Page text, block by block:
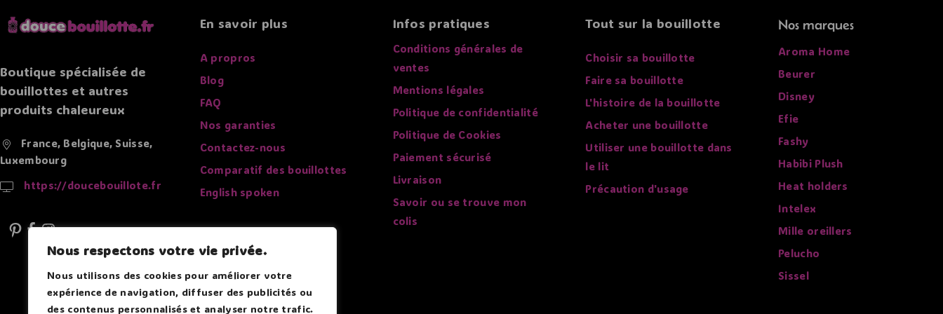
Nous respectons votre vie privée.
Nous utilisons des cookies pour améliorer votre
expérience de navigation, diffuser des publicités ou
des contenus personnalisés et analyser notre trafic.
Boutique spécialisée de
bouillottes et autres
produits chaleureux
France, Belgique, Suisse,
Luxembourg
https://doucebouillote.fr
En savoir plus
A propros
Blog
FAQ
Nos garanties
Contactez-nous
Comparatif des bouillottes
English spoken
Infos pratiques
Conditions générales de
ventes
Mentions légales
Politique de confidentialité
Politique de Cookies
Paiement sécurisé
Livraison
Savoir ou se trouve mon
colis
Tout sur la bouillotte
Choisir sa bouillotte
Faire sa bouillotte
L'histoire de la bouillotte
Acheter une bouillotte
Utiliser une bouillotte dans
le lit
Précaution d'usage
Nos marques
Aroma Home
Beurer
Disney
Efie
Fashy
Habibi Plush
Heat holders
Intelex
Mille oreillers
Pelucho
Sissel